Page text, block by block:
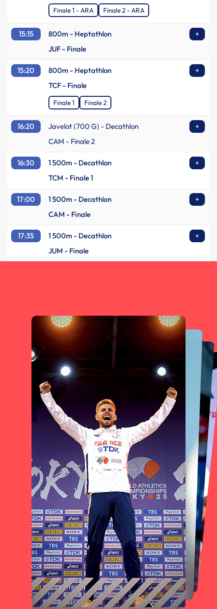
Finale 1 - ARA Finale 2 - ARA
15:15 800m - Heptathlon
+
JUF - Finale
15:20 800m - Heptathlon
+
TCF - Finale
Finale 1 Finale 2
16:20 Javelot (700 G) - Decathlon
+
CAM - Finale 2
16:30 1 500m - Decathlon
+
TCM - Finale 1
17:00 1 500m - Decathlon
+
CAM - Finale
17:35 1 500m - Decathlon
+
JUM - Finale